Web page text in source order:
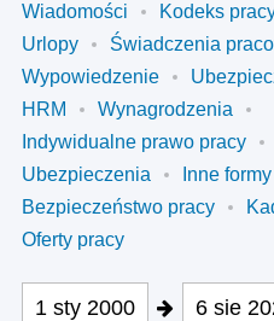
Wiadomości Kodeks
Urlopy
Świadczenia
Wypowiedzenie
HRM
Wynagrodzenia
Indywidualne prawo pracy
Ubezpieczenia
Inne
Bezpieczeństwo pracy
Oferty pracy
1 sty 2000 6 sie